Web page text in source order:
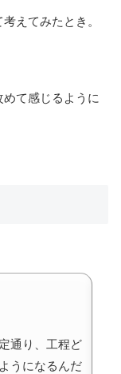
えてみたとき。
て感じるように
通り、工程ど
うになるんだ